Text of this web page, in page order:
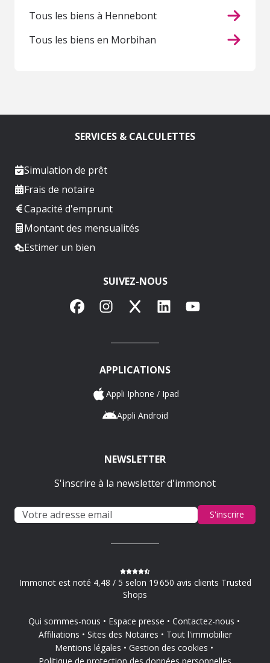
Tous les biens à Hennebont
Tous les biens en Morbihan
SERVICES & CALCULETTES
Simulation de prêt
Frais de notaire
Capacité d'emprunt
Montant des mensualités
Estimer un bien
SUIVEZ-NOUS
FacebookInstagram
X LinkedInYouTube
APPLICATIONS
Appli Iphone / Ipad
Appli Android
NEWSLETTER
S'inscrire à la newsletter d'immonot
S'inscrire
Immonot est noté 4,48 / 5 selon 19 650 avis clients Trusted
Shops
Qui sommes-nous Espace presse
Contactez-nous
Affiliations
Sites des Notaires
Tout l'immobilier
Mentions légales
Gestion des cookies